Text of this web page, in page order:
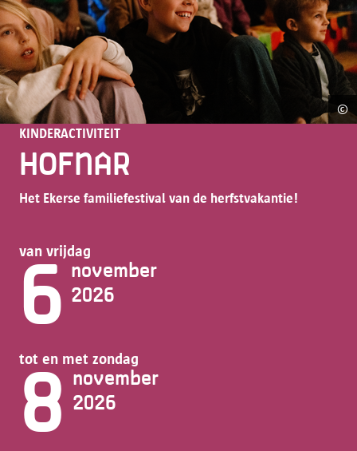
©
KINDERACTIVITEIT
HOFNAR
Het Ekerse familiefestival van de herfstvakantie!
van vrijdag
6 november
2026
tot en met zondag
8
november
2026